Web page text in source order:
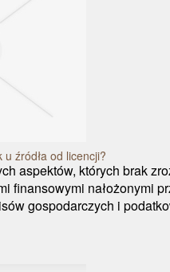
u źródła od licencji?
aspektów, których brak
finansowymi nałożonymi
gospodarczych i